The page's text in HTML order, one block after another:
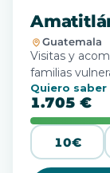
Guatemala
Visitas y
familias
Quiero saber
1.705 €
10€